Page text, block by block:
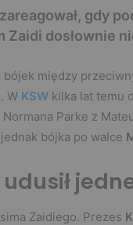
gdy
dosłownie
między
W KSW kilka lat temu
Parke z
bójka po walce
Zaidiego. Prezes